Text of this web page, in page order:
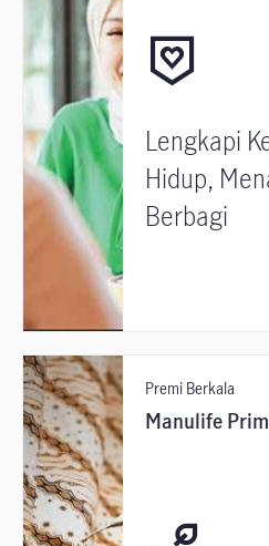
Lengkapi
Hidup,
Berbagi
Premi Berkala
Manulife